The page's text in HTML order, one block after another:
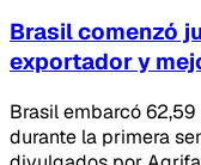
Brasil comenzó
exportador y
Brasil embarcó
durante la primera